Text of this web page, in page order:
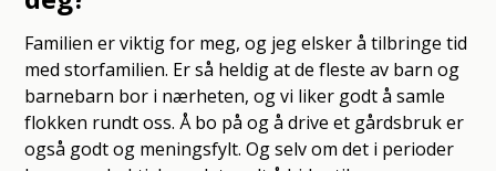
Familien er viktig for meg, og jeg elsker å tilbringe tid
med storfamilien. Er så heldig at de fleste av barn og
barnebarn bor i nærheten, og vi liker godt å samle
flokken rundt oss. Å bo på og å drive et gårdsbruk er
også godt og meningsfylt. Og selv om det i perioder